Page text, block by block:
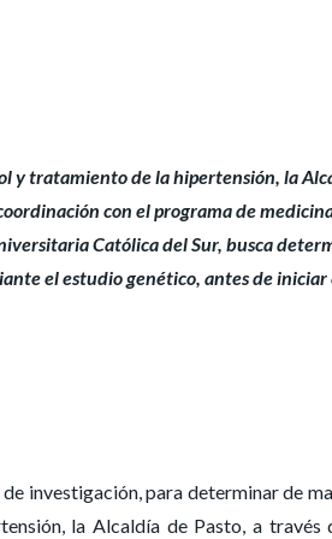
y tratamiento de la hipertensión, la
con el programa de
Católica del Sur, busca
el estudio genético, antes de iniciar
investigación, para determinar de
la Alcaldía de Pasto, a través